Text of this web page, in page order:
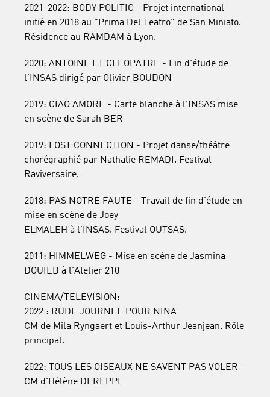
2021-2022: BODY POLITIC - Projet international
initié en 2018 au "Prima Del Teatro" de San Miniato.
Résidence au RAMDAM à Lyon.
2020: ANTOINE ET CLEOPATRE - Fin d'étude de
l'INSAS dirigé par Olivier BOUDON
2019: CIAO AMORE - Carte blanche à l'INSAS mise
en scène de Sarah BER
2019: LOST CONNECTION - Projet danse/théâtre
chorégraphié par Nathalie REMADI. Festival
Raviversaire.
2018: PAS NOTRE FAUTE - Travail de fin d'étude en
mise en scène de Joey
ELMALEH à l'INSAS. Festival OUTSAS.
2011: HIMMELWEG - Mise en scène de Jasmina
DOUIEB à l'Atelier 210
CINEMA/TELEVISION:
2022 : RUDE JOURNEE POUR NINA
CM de Mila Ryngaert et Louis-Arthur Jeanjean. Rôle
principal.
2022: TOUS LES OISEAUX NE SAVENT PAS VOLER -
CM d'Hélène DEREPPE